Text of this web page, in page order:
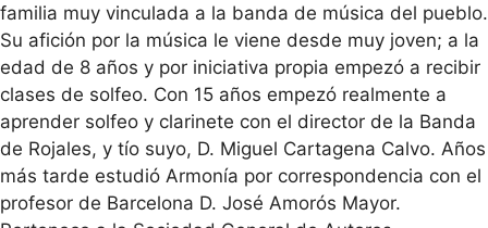
familia muy vinculada a la banda de música del pueblo.
Su afición por la música le viene desde muy joven; a la
edad de 8 años y por iniciativa propia empezó a recibir
clases de solfeo. Con 15 años empezó realmente a
aprender solfeo y clarinete con el director de la Banda
de Rojales, y tío suyo, D. Miguel Cartagena Calvo. Años
más tarde estudió Armonía por correspondencia con el
profesor de Barcelona D. José Amorós Mayor.